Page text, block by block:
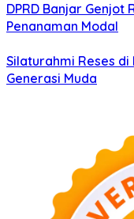
DPRD Banjar
Penanaman Modal
Silaturahmi Reses
Generasi Muda